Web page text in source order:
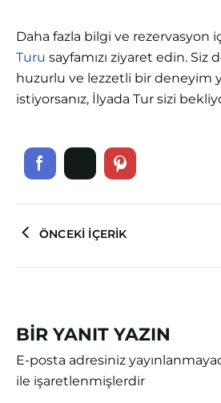
Daha fazla bilgi ve rezervasyon
Turu sayfamızı ziyaret edin. Siz
huzurlu ve lezzetli bir deneyim
istiyorsanız, İlyada Tur sizi
ÖNCEKI İÇERIK
BIR YANIT YAZIN
E-posta adresiniz
ile işaretlenmişlerdir